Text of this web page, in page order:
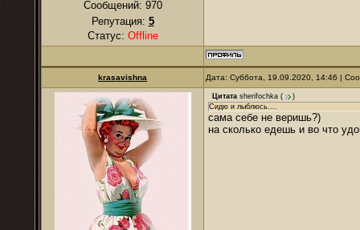
Сообщений: 970
Репутация: 5
Статус: Offline
krasavishna Дата: Суббота, 19.09.2020, 14:46 |
Цитата sherifochka (
)
Сидю и лыблюсь....
сама себе не веришь?)
на сколько едешь и во что